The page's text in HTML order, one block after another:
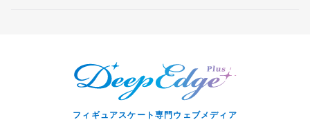
フィギュアスケート専門ウェブメディア